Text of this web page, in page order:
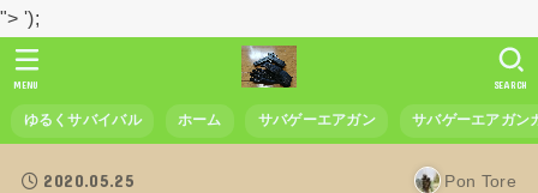
"> ');
ゆるくサバイバル ホーム サバゲーエアガン サバゲーエアガン
SEARCH
MENU
2020.05.25 Pon Tore